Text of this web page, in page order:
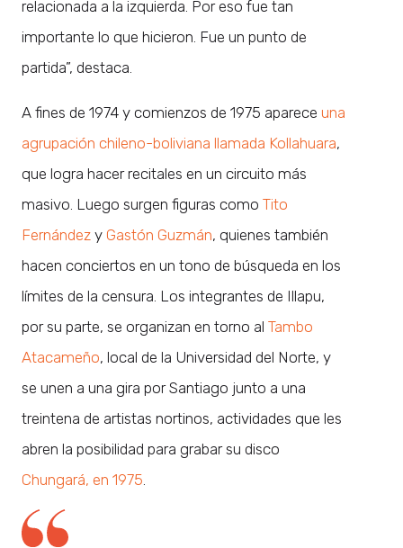
relacionada a la izquierda. Por eso fue tan
importante lo que hicieron. Fue un punto de
partida”, destaca.
A fines de 1974 y comienzos de 1975 aparece una
agrupación chileno-boliviana llamada Kollahuara,
que logra hacer recitales en un circuito más
masivo. Luego surgen figuras como Tito
Fernández y Gastón Guzmán, quienes también
hacen conciertos en un tono de búsqueda en los
límites de la censura. Los integrantes de Illapu,
por su parte, se organizan en torno al Tambo
Atacameño, local de la Universidad del Norte, y
se unen a una gira por Santiago junto a una
treintena de artistas nortinos, actividades que les
abren la posibilidad para grabar su disco
Chungará, en 1975